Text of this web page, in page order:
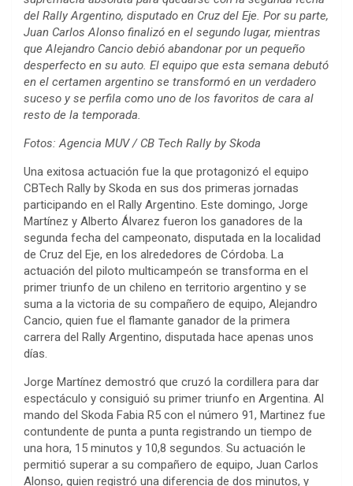
del Rally Argentino, disputado en Cruz del Eje. Por su parte,
Juan Carlos Alonso finalizó en el segundo lugar, mientras
que Alejandro Cancio debió abandonar por un pequeño
desperfecto en su auto. El equipo que esta semana debutó
en el certamen argentino se transformó en un verdadero
suceso y se perfila como uno de los favoritos de cara al
resto de la temporada.
Fotos: Agencia MUV / CB Tech Rally by Skoda
Una exitosa actuación fue la que protagonizó el equipo
CBTech Rally by Skoda en sus dos primeras jornadas
participando en el Rally Argentino. Este domingo, Jorge
Martínez y Alberto Álvarez fueron los ganadores de la
segunda fecha del campeonato, disputada en la localidad
de Cruz del Eje, en los alrededores de Córdoba. La
actuación del piloto multicampeón se transforma en el
primer triunfo de un chileno en territorio argentino y se
suma a la victoria de su compañero de equipo, Alejandro
Cancio, quien fue el flamante ganador de la primera
carrera del Rally Argentino, disputada hace apenas unos
días.
Jorge Martínez demostró que cruzó la cordillera para dar
espectáculo y consiguió su primer triunfo en Argentina. Al
mando del Skoda Fabia R5 con el número 91, Martinez fue
contundente de punta a punta registrando un tiempo de
una hora, 15 minutos y 10,8 segundos. Su actuación le
permitió superar a su compañero de equipo, Juan Carlos
Alonso, quien registró una diferencia de dos minutos, y